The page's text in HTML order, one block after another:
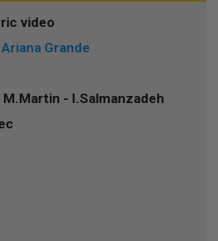
video
Ariana Grande
M.Martin - I.Salmanzadeh